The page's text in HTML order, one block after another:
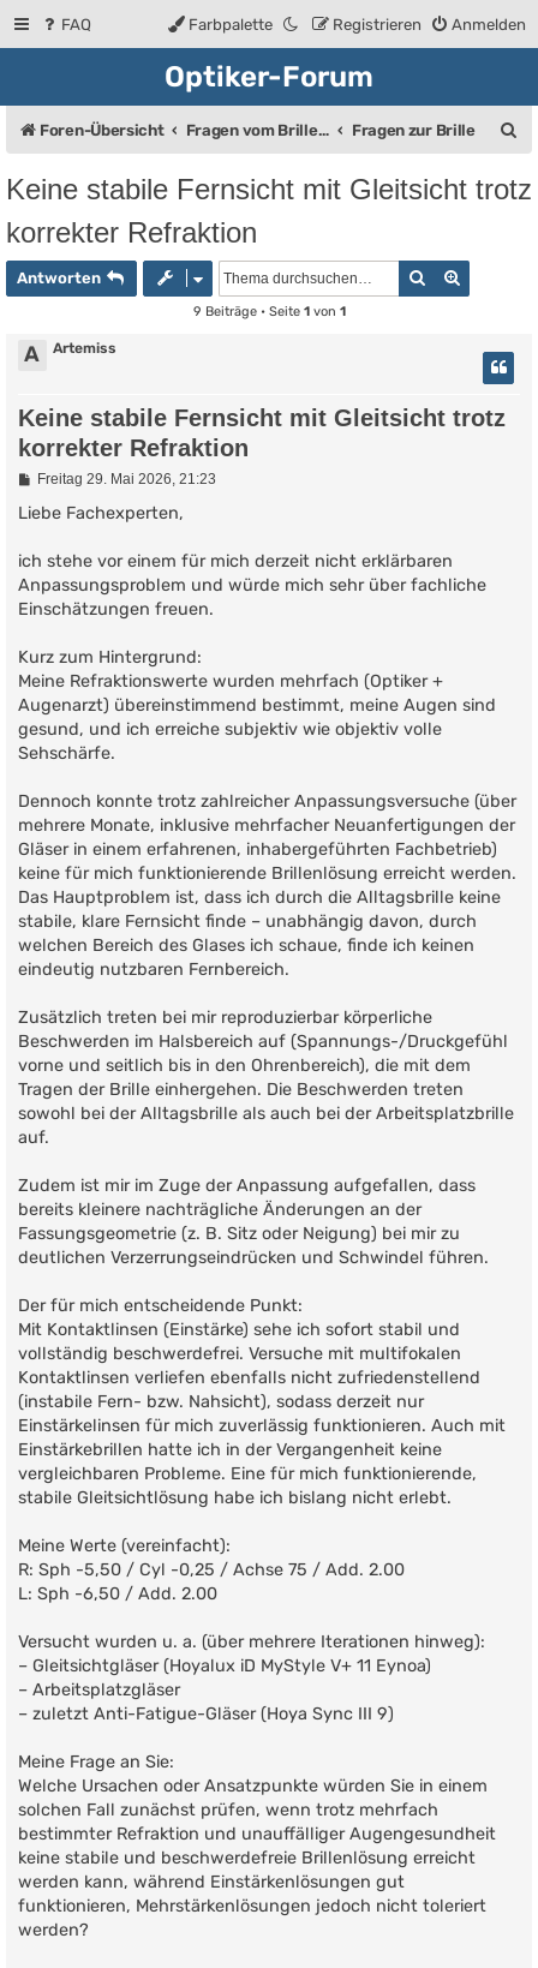
FAQ Anmelden
Registrieren
Farbpalette
Optiker-Forum
Foren-Übersicht Fragen vom Brillenträger an den Augenoptiker Fragen zur Brille
c
Keine stabile Fernsicht mit Gleitsicht trotz
korrekter Refraktion
Antworten Suche
9 Beiträge • Seite 1von 1
A Artemiss
Keine stabile Fernsicht mit Gleitsicht trotz
korrekter Refraktion
B
i
a
g
Freitag 29. Mai 2026, 21:23
Liebe Fachexperten,
ich stehe vor einem für mich derzeit nicht erklärbaren
Anpassungsproblem und würde mich sehr über fachliche
Einschätzungen freuen.
Kurz zum Hintergrund:
Meine Refraktionswerte wurden mehrfach (Optiker +
Augenarzt) übereinstimmend bestimmt, meine Augen sind
gesund, und ich erreiche subjektiv wie objektiv volle
Sehschärfe.
Dennoch konnte trotz zahlreicher Anpassungsversuche (über
mehrere Monate, inklusive mehrfacher Neuanfertigungen der
Gläser in einem erfahrenen, inhabergeführten Fachbetrieb)
keine für mich funktionierende Brillenlösung erreicht werden.
Das Hauptproblem ist, dass ich durch die Alltagsbrille keine
stabile, klare Fernsicht finde – unabhängig davon, durch
welchen Bereich des Glases ich schaue, finde ich keinen
eindeutig nutzbaren Fernbereich.
Zusätzlich treten bei mir reproduzierbar körperliche
Beschwerden im Halsbereich auf (Spannungs-/Druckgefühl
vorne und seitlich bis in den Ohrenbereich), die mit dem
Tragen der Brille einhergehen. Die Beschwerden treten
sowohl bei der Alltagsbrille als auch bei der Arbeitsplatzbrille
auf.
Zudem ist mir im Zuge der Anpassung aufgefallen, dass
bereits kleinere nachträgliche Änderungen an der
Fassungsgeometrie (z. B. Sitz oder Neigung) bei mir zu
deutlichen Verzerrungseindrücken und Schwindel führen.
Der für mich entscheidende Punkt:
Mit Kontaktlinsen (Einstärke) sehe ich sofort stabil und
vollständig beschwerdefrei. Versuche mit multifokalen
Kontaktlinsen verliefen ebenfalls nicht zufriedenstellend
(instabile Fern- bzw. Nahsicht), sodass derzeit nur
Einstärkelinsen für mich zuverlässig funktionieren. Auch mit
Einstärkebrillen hatte ich in der Vergangenheit keine
vergleichbaren Probleme. Eine für mich funktionierende,
stabile Gleitsichtlösung habe ich bislang nicht erlebt.
Meine Werte (vereinfacht):
R: Sph -5,50 / Cyl -0,25 / Achse 75 / Add. 2.00
L: Sph -6,50 / Add. 2.00
Versucht wurden u. a. (über mehrere Iterationen hinweg):
– Gleitsichtgläser (Hoyalux iD MyStyle V+ 11 Eynoa)
– Arbeitsplatzgläser
– zuletzt Anti-Fatigue-Gläser (Hoya Sync III 9)
Meine Frage an Sie:
Welche Ursachen oder Ansatzpunkte würden Sie in einem
solchen Fall zunächst prüfen, wenn trotz mehrfach
bestimmter Refraktion und unauffälliger Augengesundheit
keine stabile und beschwerdefreie Brillenlösung erreicht
werden kann, während Einstärkenlösungen gut
funktionieren, Mehrstärkenlösungen jedoch nicht toleriert
werden?